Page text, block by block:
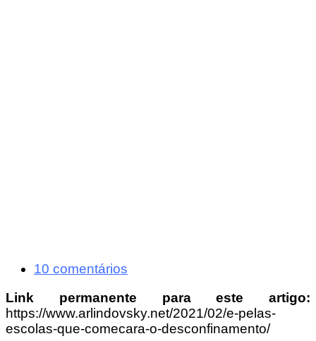
10 comentários
Link permanente para este artigo:
https://www.arlindovsky.net/2021/02/e-pelas-
escolas-que-comecara-o-desconfinamento/